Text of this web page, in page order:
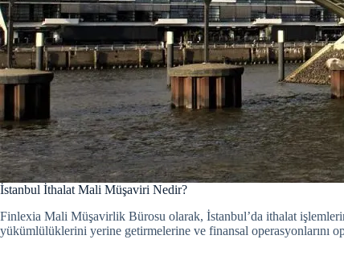
İstanbul İthalat Mali Müşaviri Nedir?
Finlexia Mali Müşavirlik Bürosu olarak, İstanbul’da ithalat
yükümlülüklerini yerine getirmelerine ve finansal operasyonlarını